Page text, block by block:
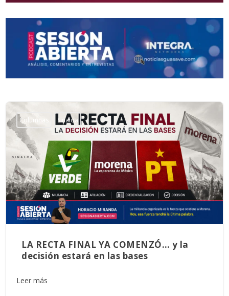
Columnas Sinaloa
LA RECTA FINAL YA COMENZÓ… y la
decisión estará en las bases
Leer más